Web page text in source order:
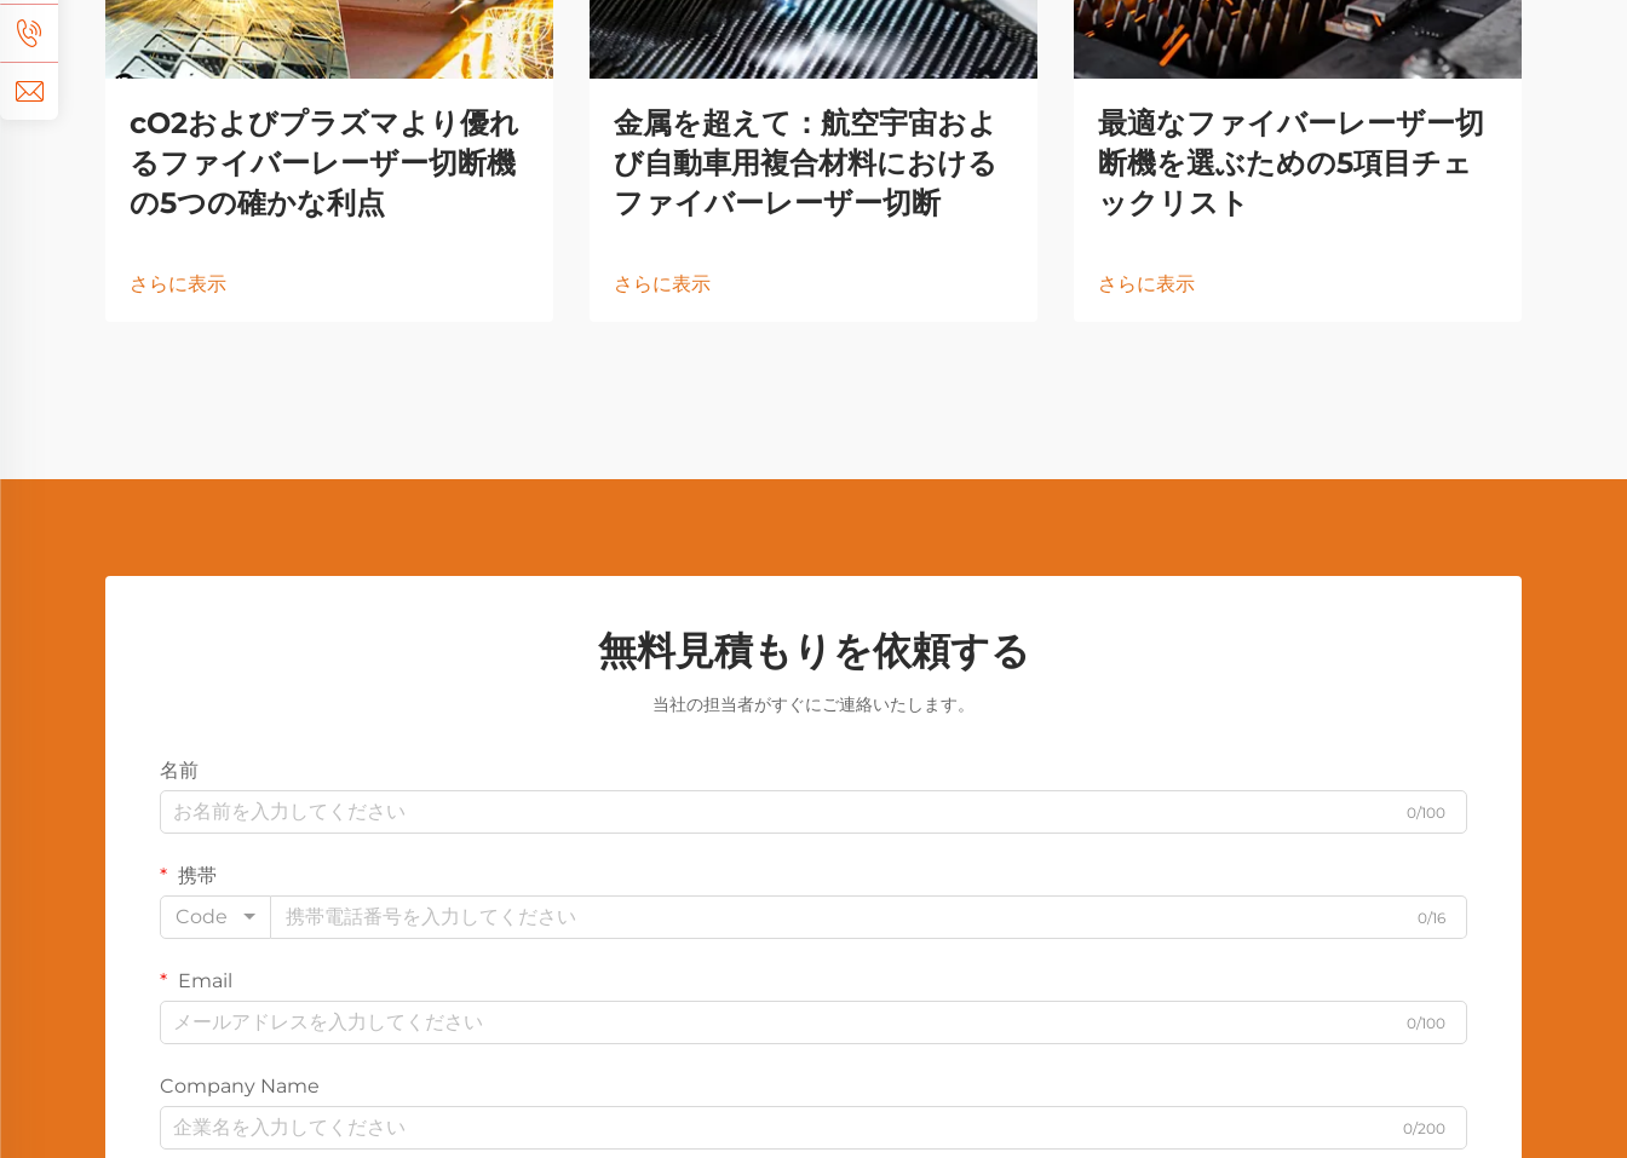
cO2およびプラズマより優れ
るファイバーレーザー切断機
の5つの確かな利点
さらに表示
金属を超えて：航空宇宙およ
び自動車用複合材料における
ファイバーレーザー切断
さらに表示
最適なファイバーレーザー切
断機を選ぶための5項目チェ
ックリスト
さらに表示
無料見積もりを依頼する
当社の担当者がすぐにご連絡いたします。
名前
0/100
携帯
Code
0/16
Email
0/100
Company Name
0/200